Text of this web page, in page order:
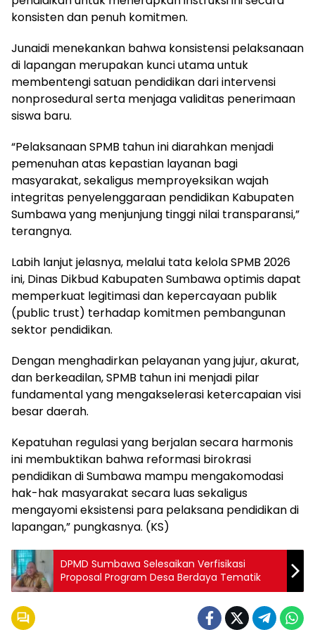
konsisten dan penuh komitmen.
Junaidi menekankan bahwa konsistensi pelaksanaan
di lapangan merupakan kunci utama untuk
membentengi satuan pendidikan dari intervensi
nonprosedural serta menjaga validitas penerimaan
siswa baru.
“Pelaksanaan SPMB tahun ini diarahkan menjadi
pemenuhan atas kepastian layanan bagi
masyarakat, sekaligus memproyeksikan wajah
integritas penyelenggaraan pendidikan Kabupaten
Sumbawa yang menjunjung tinggi nilai transparansi,”
terangnya.
Labih lanjut jelasnya, melalui tata kelola SPMB 2026
ini, Dinas Dikbud Kabupaten Sumbawa optimis dapat
memperkuat legitimasi dan kepercayaan publik
(public trust) terhadap komitmen pembangunan
sektor pendidikan.
Dengan menghadirkan pelayanan yang jujur, akurat,
dan berkeadilan, SPMB tahun ini menjadi pilar
fundamental yang mengakselerasi ketercapaian visi
besar daerah.
Kepatuhan regulasi yang berjalan secara harmonis
ini membuktikan bahwa reformasi birokrasi
pendidikan di Sumbawa mampu mengakomodasi
hak-hak masyarakat secara luas sekaligus
mengayomi eksistensi para pelaksana pendidikan di
lapangan,” pungkasnya. (KS)
DPMD Sumbawa Selesaikan Verfisikasi
Proposal Program Desa Berdaya Tematik